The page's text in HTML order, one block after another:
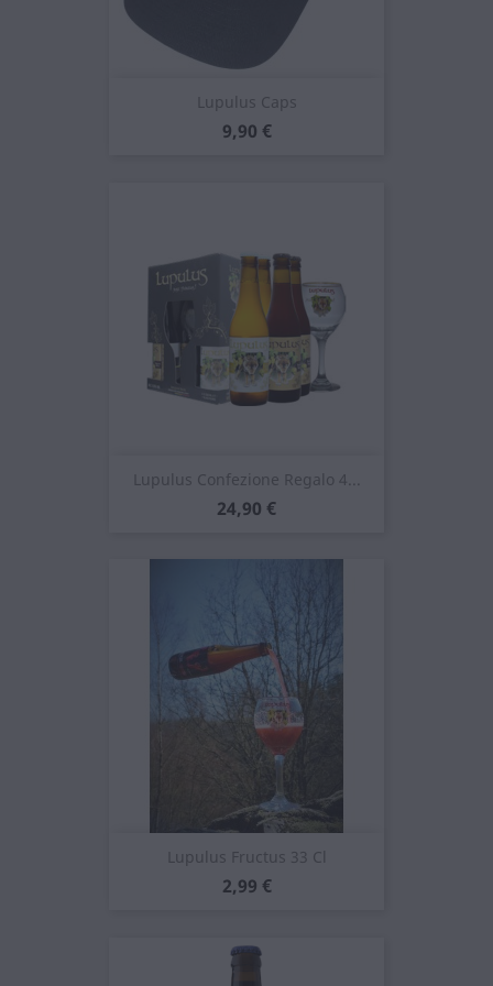
Lupulus Caps
Prezzo
9,90 €
Lupulus Confezione Regalo 4...
Prezzo
24,90 €
Lupulus Fructus 33 Cl
Prezzo
2,99 €